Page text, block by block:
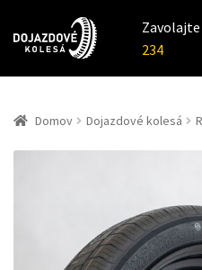
234
Domov Dojazdové kolesá